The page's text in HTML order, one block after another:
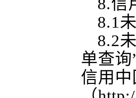
8.1
8.2
单查
信用